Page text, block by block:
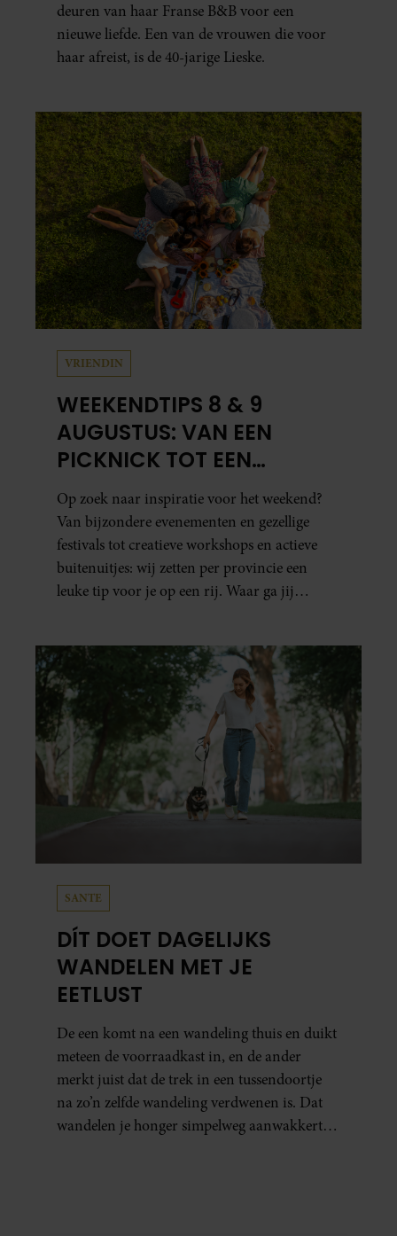
deuren van haar Franse B&B voor een
nieuwe liefde. Een van de vrouwen die voor
haar afreist, is de 40-jarige Lieske.
VRIENDIN
WEEKENDTIPS 8 & 9
AUGUSTUS: VAN EEN
PICKNICK TOT EEN
VOGELHUISJE MAKEN
Op zoek naar inspiratie voor het weekend?
Van bijzondere evenementen en gezellige
festivals tot creatieve workshops en actieve
buitenuitjes: wij zetten per provincie een
leuke tip voor je op een rij. Waar ga jij
SANTE
DÍT DOET DAGELIJKS
WANDELEN MET JE
EETLUST
De een komt na een wandeling thuis en duikt
meteen de voorraadkast in, en de ander
merkt juist dat de trek in een tussendoortje
na zo’n zelfde wandeling verdwenen is. Dat
wandelen je honger simpelweg aanwakkert,